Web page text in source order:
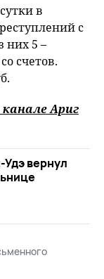
в
с
них 5 –
счетов.
Ариг
вернул